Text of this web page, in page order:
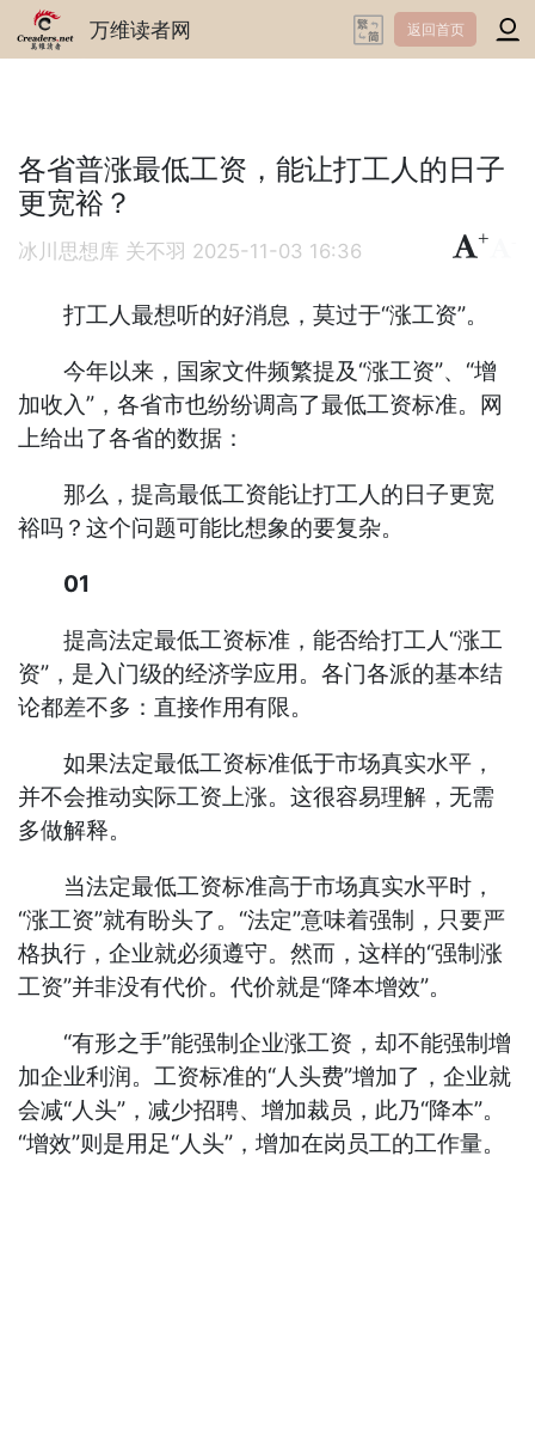
万维读者网 返回首页
各省普涨最低工资，能让打工人的日子
更宽裕？
冰川思想库 关不羽 2025-11-03 16:36
+
打工人最想听的好消息，莫过于“涨工资”。
今年以来，国家文件频繁提及“涨工资”、“增
加收入”，各省市也纷纷调高了最低工资标准。网
上给出了各省的数据：
那么，提高最低工资能让打工人的日子更宽
裕吗？这个问题可能比想象的要复杂。
01
提高法定最低工资标准，能否给打工人“涨工
资”，是入门级的经济学应用。各门各派的基本结
论都差不多：直接作用有限。
如果法定最低工资标准低于市场真实水平，
并不会推动实际工资上涨。这很容易理解，无需
多做解释。
当法定最低工资标准高于市场真实水平时，
“涨工资”就有盼头了。“法定”意味着强制，只要严
格执行，企业就必须遵守。然而，这样的“强制涨
工资”并非没有代价。代价就是“降本增效”。
“有形之手”能强制企业涨工资，却不能强制增
加企业利润。工资标准的“人头费”增加了，企业就
会减“人头”，减少招聘、增加裁员，此乃“降本”。
“增效”则是用足“人头”，增加在岗员工的工作量。